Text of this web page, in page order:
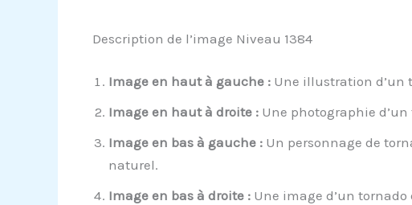
Description de l’image Niveau 1384
Image en haut à gauche :Une illustration d’un
Image en haut à droite :Une photographie d’un
Image en bas à gauche :Un personnage de
naturel.
Image en bas à droite :Une image d’un